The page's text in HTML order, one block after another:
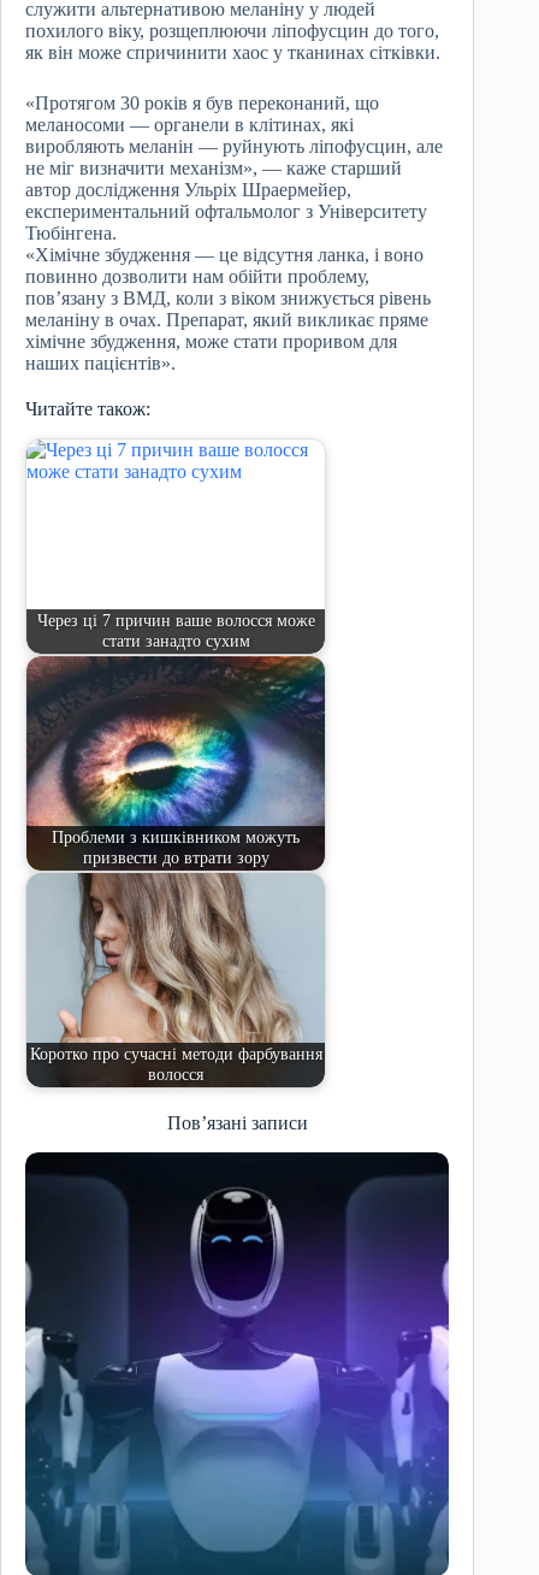
служити альтернативою меланіну у людей
похилого віку, розщеплюючи ліпофусцин до того,
як він може спричинити хаос у тканинах сітківки.
«Протягом 30 років я був переконаний, що
меланосоми — органели в клітинах, які
виробляють меланін — руйнують ліпофусцин, але
не міг визначити механізм», — каже старший
автор дослідження Ульріх Шраермейер,
експериментальний офтальмолог з Університету
Тюбінгена.
«Хімічне збудження — це відсутня ланка, і воно
повинно дозволити нам обійти проблему,
пов’язану з ВМД, коли з віком знижується рівень
меланіну в очах. Препарат, який викликає пряме
хімічне збудження, може стати проривом для
наших пацієнтів».
Читайте також:
Через ці 7 причин ваше волосся може
стати занадто сухим
Проблеми з кишківником можуть
призвести до втрати зору
Коротко про сучасні методи фарбування
волосся
Пов’язані записи